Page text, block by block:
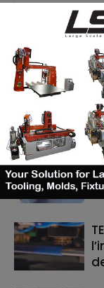
RELATED